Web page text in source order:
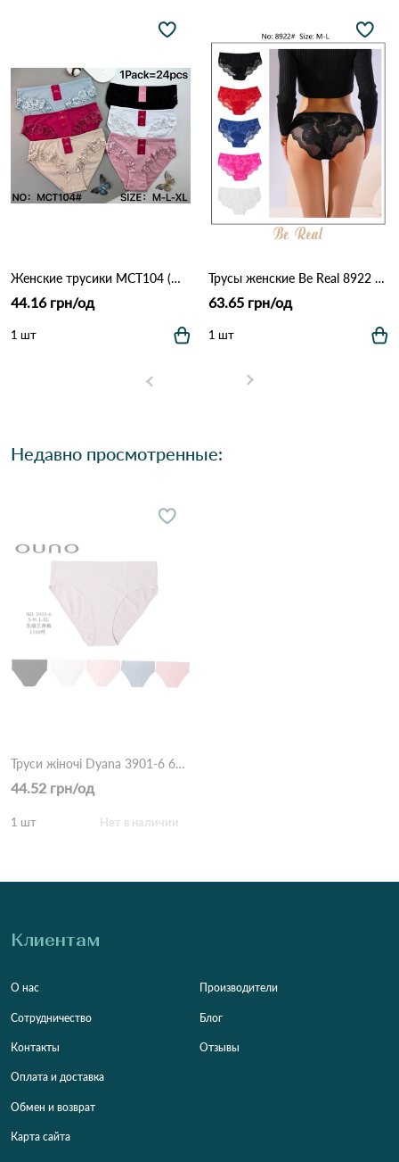
Женские трусики MCT104 (M–XL) 12B Разные цвета
44.16 грн/од
1 шт
Трусы женские Be Real 8922 3C Различные цвета
63.65 грн/од
1 шт
Недавно просмотренные:
Труси жіночі Dyana 3901-6 6ф Різні кольори
44.52 грн/од
1 шт Нет в наличии
Клиентам
О нас
Сотрудничество
Контакты
Оплата и доставка
Обмен и возврат
Карта сайта
Производители
Блог
Отзывы